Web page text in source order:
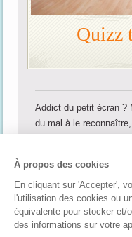
Quizz
Addict du petit écran ?
du mal à le
que vous ne pourriez
télévisées, jeux,
? Regardez-vous les
découvrir votre culture
nous vous proposons
monde de la télé pour
À propos des cookies
En cliquant sur 'Accepter',
l'utilisation des cookies ou
équivalente pour stocker et/
des informations sur votre